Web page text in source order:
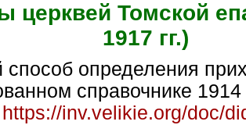
церквей Томской
1917 гг.)
справочнике
https://inv.velikie.org/doc/